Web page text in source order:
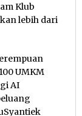
Klub
lebih dari
UMKM
AI